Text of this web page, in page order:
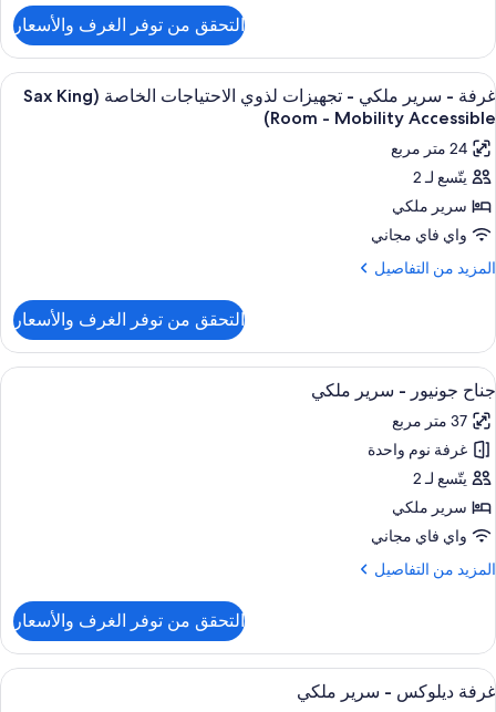
لذوي
الاحتياجات
الخاصة
غرفة
سرير
ملكي
تجهيزات
لذوي
الاحتياجات
الخاصة
التحقق من توفر الغرف والأسعار
استعراض
جميع
صور
غرفة
-
سرير
ملكي
-
الاحتياجات
الخاصة
(Sax
King
Room
-
Mobility
Accessible)
أغطية فراش متميزة وميني بار وخزنة
6
غرفة - سرير ملكي - تجهيزات لذوي الاحتياجات الخاصة (Sax King
Room - Mobility Accessible)
24 متر مربع
يتّسع لـ 2
سرير ملكي
واي فاي مجاني
المزيد من التفاصيل
المزيد
غرفة
سرير
ملكي
تجهيزات
لذوي
الاحتياجات
الخاصة
(Sax
King
Room
التحقق من توفر الغرف والأسعار
استعراض
جميع
صور
جناح
جونيور
-
سرير
ملكي
أغطية فراش متميزة وميني بار وخزنة
6
جناح جونيور - سرير ملكي
37 متر مربع
غرفة نوم واحدة
يتّسع لـ 2
سرير ملكي
واي فاي مجاني
المزيد من التفاصيل
المزيد
جناح
جونيور
-
سرير
التحقق من توفر الغرف والأسعار
استعراض
جميع
أغطية فراش متميزة وميني بار وخزنة
6
غرفة ديلوكس - سرير ملكي